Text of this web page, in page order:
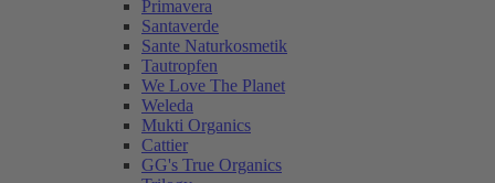
Primavera
Santaverde
Sante Naturkosmetik
Tautropfen
We Love The Planet
Weleda
Mukti Organics
Cattier
GG's True Organics